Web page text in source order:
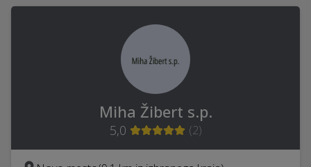
Miha Žibert s.p.
5,0 (2)